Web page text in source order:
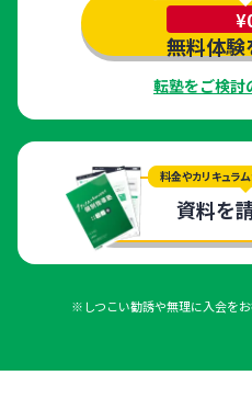
無料体験
転塾をご検討
料金やカリキュラ
資料を
※しつこい勧誘や無理に入会を